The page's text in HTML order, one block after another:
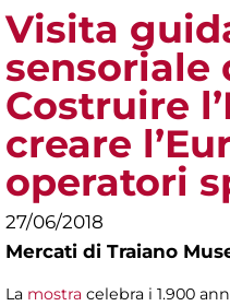
Visita
sensoriale
Costruire
creare
operatori
27/06/2018
Mercati di Traiano
La mostra celebra i 1.900